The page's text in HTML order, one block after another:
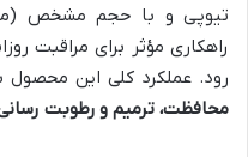
راهکاری مؤثر برای مراقبت
رود. عملکرد کلی این محصول
محافظت، ترمیم و رطوبت